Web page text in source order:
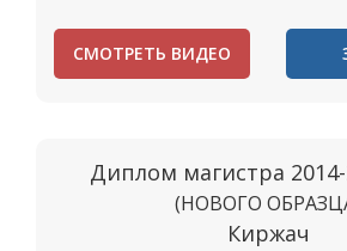
СМОТРЕТЬ ВИДЕО
Диплом магистра 2014-
(НОВОГО
Киржач